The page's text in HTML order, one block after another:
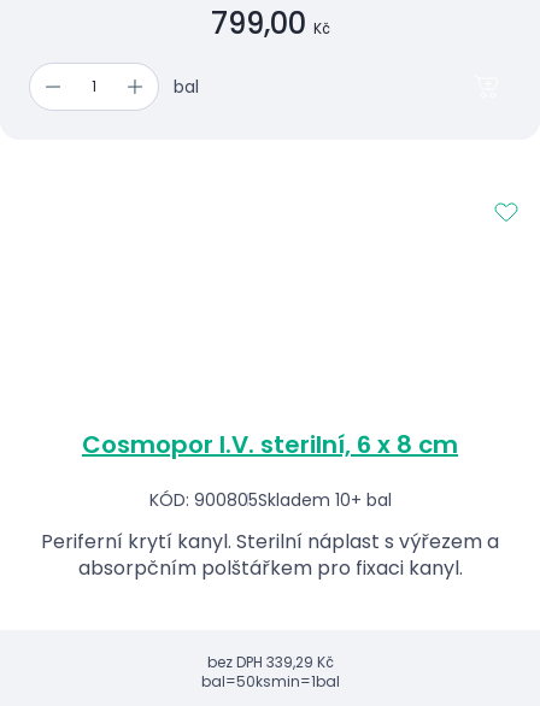
799,00 Kč
bal
Cosmopor I.V. sterilní, 6 x 8 cm
KÓD: 900805Skladem 10+ bal
Periferní krytí kanyl. Sterilní náplast s výřezem a
absorpčním polštářkem pro fixaci kanyl.
bez DPH 339,29 Kč
bal=50ksmin=1bal